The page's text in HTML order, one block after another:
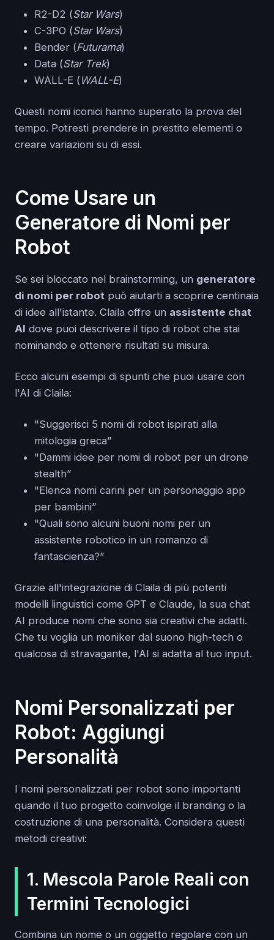
R2-D2 (Star Wars)
C-3PO (Star Wars)
Bender (Futurama)
Data (Star Trek)
WALL-E ( WALL-E)
Questi nomi iconici hanno superato la prova del
tempo. Potresti prendere in prestito elementi o
creare variazioni su di essi.
Come Usare un
Generatore di Nomi per
Robot
Se sei bloccato nel brainstorming, un generatore
di nomi per robot può aiutarti a scoprire centinaia
di idee all'istante. Claila offre un assistente chat
AI dove puoi descrivere il tipo di robot che stai
nominando e ottenere risultati su misura.
Ecco alcuni esempi di spunti che puoi usare con
l'AI di Claila:
"Suggerisci 5 nomi di robot ispirati alla
mitologia greca”
"Dammi idee per nomi di robot per un drone
stealth”
"Elenca nomi carini per un personaggio app
per bambini”
"Quali sono alcuni buoni nomi per un
assistente robotico in un romanzo di
fantascienza?”
Grazie all'integrazione di Claila di più potenti
modelli linguistici come GPT e Claude, la sua chat
AI produce nomi che sono sia creativi che adatti.
Che tu voglia un moniker dal suono high-tech o
qualcosa di stravagante, l'AI si adatta al tuo input.
Nomi Personalizzati per
Robot: Aggiungi
Personalità
I nomi personalizzati per robot sono importanti
quando il tuo progetto coinvolge il branding o la
costruzione di una personalità. Considera questi
metodi creativi:
1. Mescola Parole Reali con
Termini Tecnologici
Combina un nome o un oggetto regolare con un